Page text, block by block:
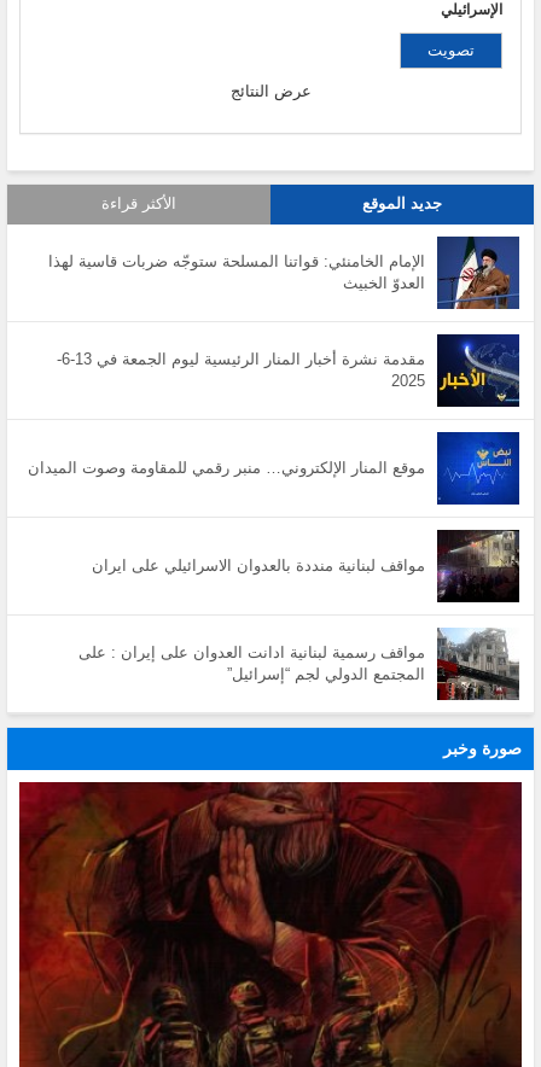
الإسرائيلي
عرض النتائج
جديد الموقع الأكثر قراءة
الإمام الخامنئي: قواتنا المسلحة ستوجّه ضربات قاسية لهذا
العدوّ الخبيث
مقدمة نشرة أخبار المنار الرئيسية ليوم الجمعة في 13-6-
2025
موقع المنار الإلكتروني… منبر رقمي للمقاومة وصوت الميدان
مواقف لبنانية منددة بالعدوان الاسرائيلي على ايران
مواقف رسمية لبنانية ادانت العدوان على إيران : على
المجتمع الدولي لجم “إسرائيل”
صورة وخبر